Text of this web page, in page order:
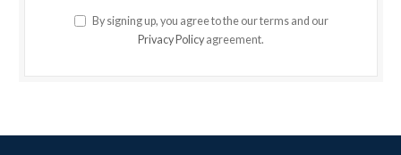
By signing up, you agree to the our terms and our
Privacy Policy agreement.